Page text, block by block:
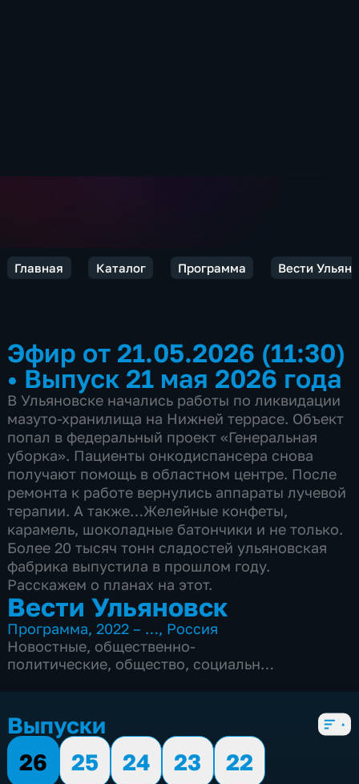
Главная Каталог Программа Вести
Эфир от 21.05.2026 (11:30)
• Выпуск 21 мая 2026 года
В Ульяновске начались работы по ликвидации
мазуто-хранилища на Нижней террасе. Объект
попал в федеральный проект «Генеральная
уборка». Пациенты онкодиспансера снова
получают помощь в областном центре. После
ремонта к работе вернулись аппараты лучевой
терапии. А также…Желейные конфеты,
карамель, шоколадные батончики и не только.
Более 20 тысяч тонн сладостей ульяновская
фабрика выпустила в прошлом году.
Расскажем о планах на этот.
Вести Ульяновск
Программа,2022 – …, Россия
Новостные, общественно-
политические, общество, социально-
Выпуски
26
25 24 23
22